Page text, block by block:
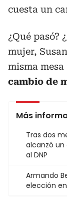
cuesta un
¿Qué pasó?
mujer,
misma mesa
cambio de
Más
Tras dos
alcanzó
al DNP
Armando
elección